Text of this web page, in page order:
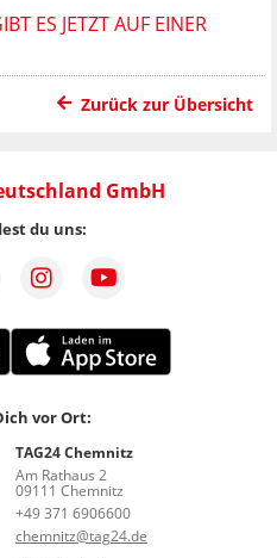
ES JETZT AUF EINER
Zurück zur Übersicht
GmbH
du uns:
vor Ort:
TAG24 Chemnitz
Am Rathaus 2
09111 Chemnitz
+49 371 6906600
chemnitz@tag24.de